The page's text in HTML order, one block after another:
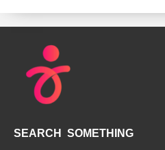
SEARCH SOMETHING